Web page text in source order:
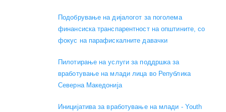
Подобрување на дијалогот за поголема
финансиска транспарентност на општините, со
фокус на парафискалните давачки
Пилотирање на услуги за поддршка за
вработување на млади лица во Република
Северна Македонија
Иницијатива за вработување на млади - Youth